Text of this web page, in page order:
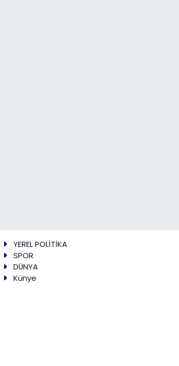
YEREL POLİTİKA
SPOR
DÜNYA
Künye